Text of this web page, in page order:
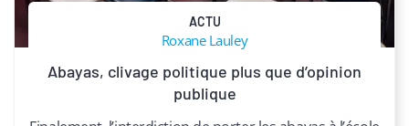
ACTU
Roxane Lauley
Abayas, clivage politique plus que d’opinion
publique